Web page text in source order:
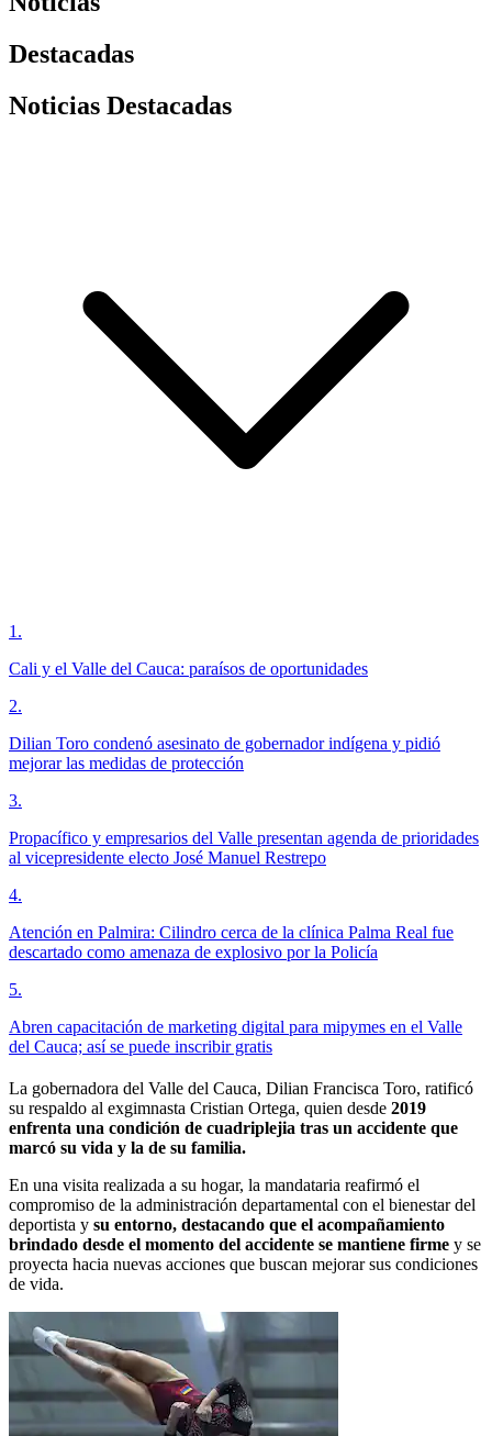
Destacadas
Noticias Destacadas
1 .
Cali y el Valle del Cauca: paraísos de oportunidades
2.
Dilian Toro condenó asesinato de gobernador indígena y pidió
mejorar las medidas de protección
3.
Propacífico y empresarios del Valle presentan agenda de prioridades
al vicepresidente electo José Manuel Restrepo
4.
Atención en Palmira: Cilindro cerca de la clínica Palma Real fue
descartado como amenaza de explosivo por la Policía
5.
Abren capacitación de marketing digital para mipymes en el Valle
del Cauca; así se puede inscribir gratis
La gobernadora del Valle del Cauca, Dilian Francisca Toro, ratificó
su respaldo al exgimnasta Cristian Ortega, quien desde 2019
enfrenta una condición de cuadriplejia tras un accidente que
marcó su vida y la de su familia.
En una visita realizada a su hogar, la mandataria reafirmó el
compromiso de la administración departamental con el bienestar del
deportista y su entorno, destacando que el acompañamiento
brindado desde el momento del accidente se mantiene firme y se
proyecta hacia nuevas acciones que buscan mejorar sus condiciones
de vida.